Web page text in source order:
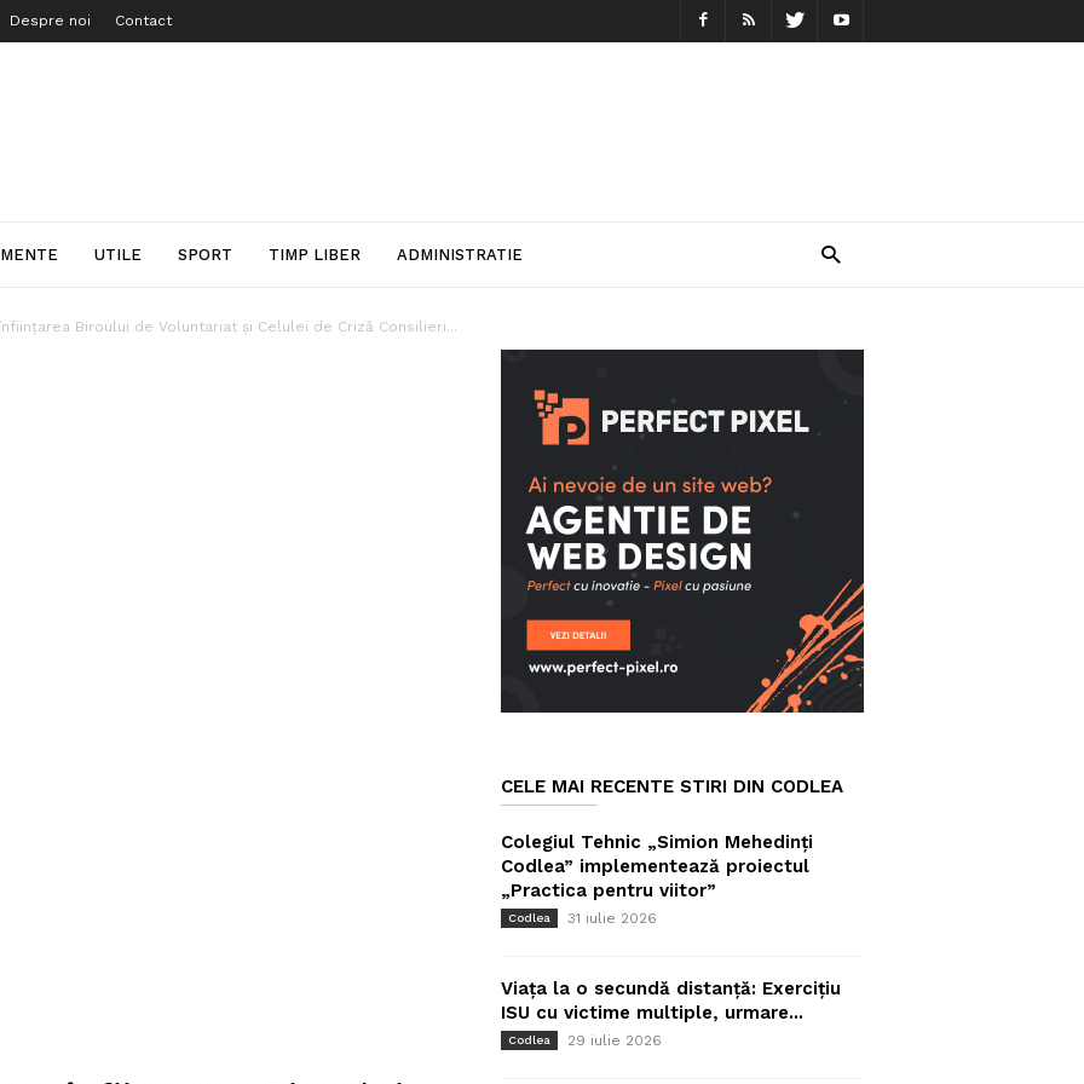
Despre noi Contact
UTILE SPORT TIMP LIBER ADMINISTRATIE
Biroului de Voluntariat și Celulei de Criză Consilieri...
CELE MAI RECENTE STIRI DIN CODLEA
Colegiul Tehnic „Simion Mehedinți
Codlea” implementează proiectul
„Practica pentru viitor”
Codlea 31 iulie 2026
Viața la o secundă distanță: Exercițiu
ISU cu victime multiple, urmare...
Codlea 29 iulie 2026